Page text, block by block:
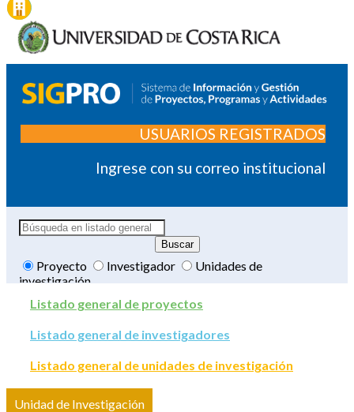
USUARIOS REGISTRADOS
Ingrese con su correo institucional
Proyecto Investigador
Unidades de
investigación
Listado general de proyectos
Listado general de investigadores
Listado general de unidades de investigación
Unidad de Investigación